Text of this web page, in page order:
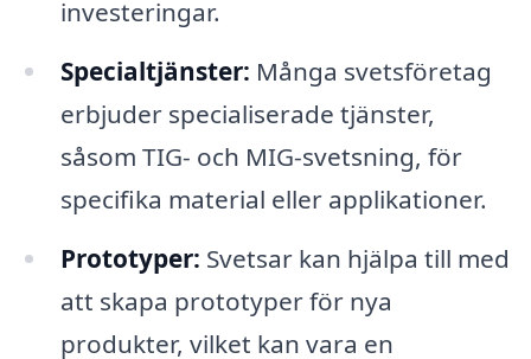
investeringar.
Specialtjänster: Många svetsföretag
erbjuder specialiserade tjänster,
såsom TIG- och MIG-svetsning, för
specifika material eller applikationer.
Prototyper: Svetsar kan hjälpa till med
att skapa prototyper för nya
produkter, vilket kan vara en